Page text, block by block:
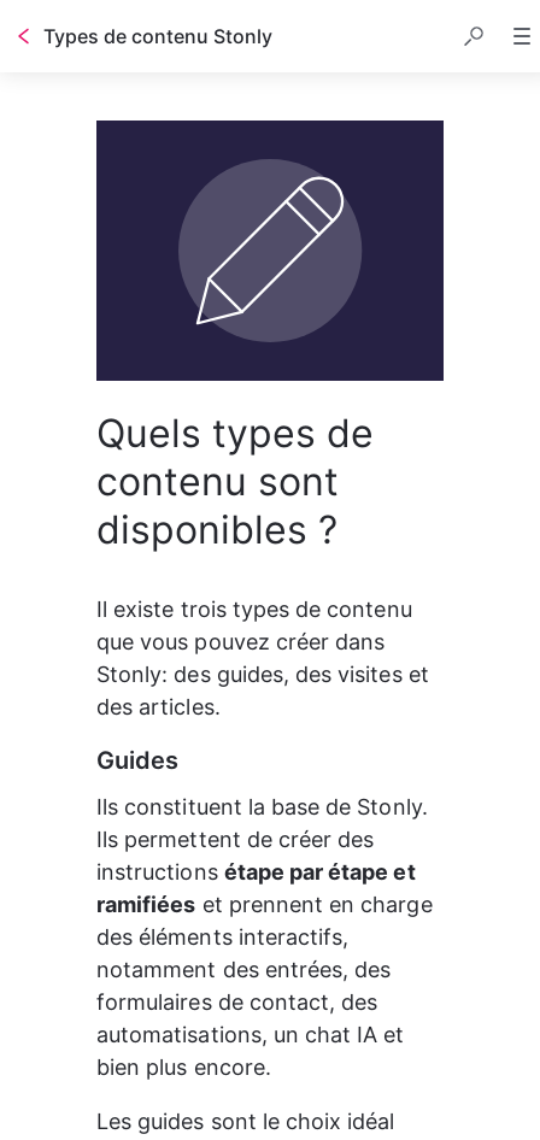
Types de contenu Stonly
Quels types de
contenu sont
disponibles ?
Il existe trois types de contenu
que vous pouvez créer dans
Stonly: des guides, des visites et
des articles.
Guides
Ils constituent la base de Stonly.
Ils permettent de créer des
instructions étape par étape et
ramifiées et prennent en charge
des éléments interactifs,
notamment des entrées, des
formulaires de contact, des
automatisations, un chat IA et
bien plus encore.
Les guides sont le choix idéal